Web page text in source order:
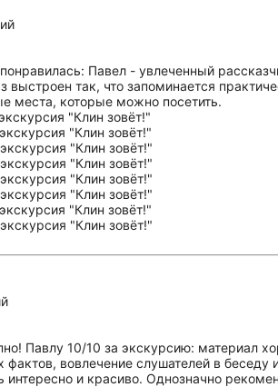
Павел - увлеченный
выстроен так, что запоминается
места, которые можно посетить.
Павлу 10/10 за экскурсию: материал
фактов, вовлечение слушателей в
интересно и красиво. Однозначно